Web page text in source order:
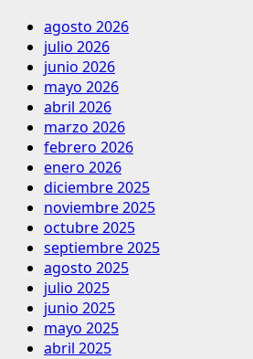
agosto 2026
julio 2026
junio 2026
mayo 2026
abril 2026
marzo 2026
febrero 2026
enero 2026
diciembre 2025
noviembre 2025
octubre 2025
septiembre 2025
agosto 2025
julio 2025
junio 2025
mayo 2025
abril 2025